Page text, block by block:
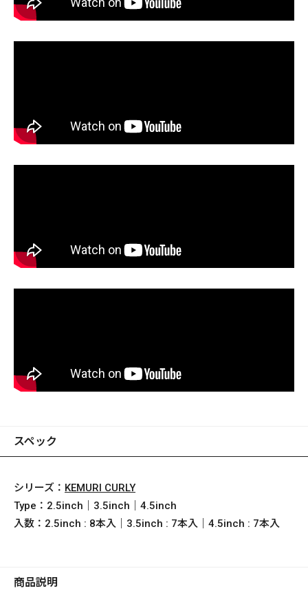
スペック
シリーズ： KEMURI CURLY
Type： 2.5inch｜3.5inch｜4.5inch
入数： 2.5inch : 8本入｜3.5inch : 7本入｜4.5inch : 7本入
商品説明